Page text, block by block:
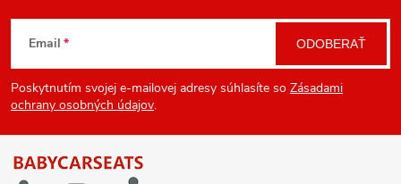
Z
á
p
ä
Email
Poskytnutím svojej e-mailovej adresy súhlasíte so Zásadami
ochrany osobných údajov.
ODOBERAŤ